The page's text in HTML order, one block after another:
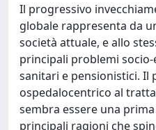
Il progressivo
globale rappresenta da
società attuale, e allo
principali problemi
sanitari e pensionistici. Il
ospedalocentrico al
sembra essere una
principali ragioni che